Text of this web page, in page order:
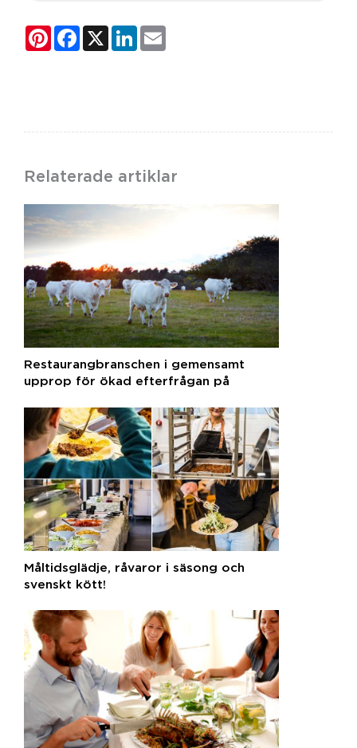
PinterestFacebook
X LinkedIn
Relaterade artiklar
Restaurangbranschen i gemensamt
upprop för ökad efterfrågan på
Måltidsglädje, råvaror i säsong och
svenskt kött!